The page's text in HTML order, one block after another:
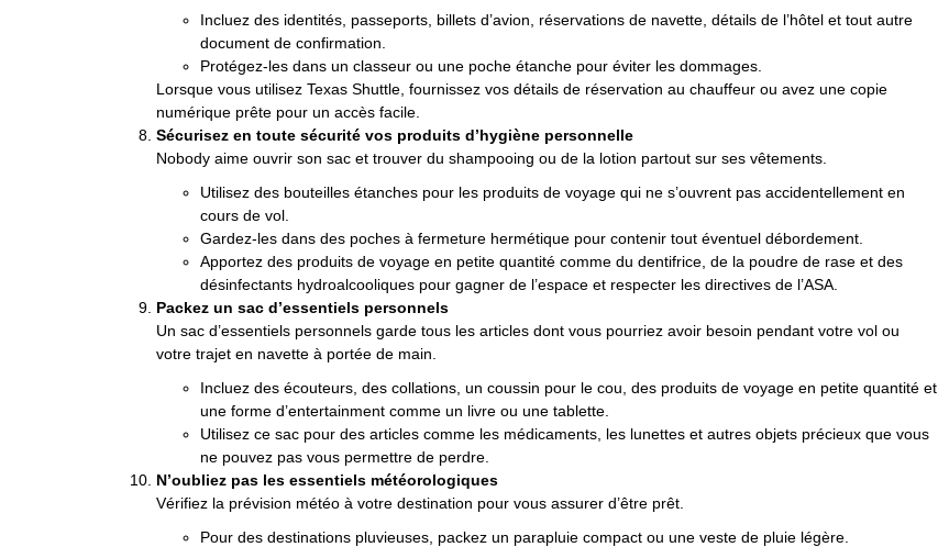
Incluez des identités, passeports, billets d’avion, réservations de navette, détails de l’hôtel et tout autre
document de confirmation.
Protégez-les dans un classeur ou une poche étanche pour éviter les dommages.
Lorsque vous utilisez Texas Shuttle, fournissez vos détails de réservation au chauffeur ou avez une copie
numérique prête pour un accès facile.
Sécurisez en toute sécurité vos produits d’hygiène personnelle
Nobody aime ouvrir son sac et trouver du shampooing ou de la lotion partout sur ses vêtements.
Utilisez des bouteilles étanches pour les produits de voyage qui ne s’ouvrent pas accidentellement en
cours de vol.
Gardez-les dans des poches à fermeture hermétique pour contenir tout éventuel débordement.
Apportez des produits de voyage en petite quantité comme du dentifrice, de la poudre de rase et des
désinfectants hydroalcooliques pour gagner de l’espace et respecter les directives de l’ASA.
Packez un sac d’essentiels personnels
Un sac d’essentiels personnels garde tous les articles dont vous pourriez avoir besoin pendant votre vol ou
votre trajet en navette à portée de main.
Incluez des écouteurs, des collations, un coussin pour le cou, des produits de voyage en petite quantité et
une forme d’entertainment comme un livre ou une tablette.
Utilisez ce sac pour des articles comme les médicaments, les lunettes et autres objets précieux que vous
ne pouvez pas vous permettre de perdre.
N’oubliez pas les essentiels météorologiques
Vérifiez la prévision météo à votre destination pour vous assurer d’être prêt.
Pour des destinations pluvieuses, packez un parapluie compact ou une veste de pluie légère.